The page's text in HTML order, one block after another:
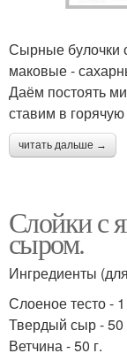
Сырные булочки
маковые -
Даём постоять
ставим в
читать дальше →
Слойки с
сыром.
Ингредиенты
Слоеное тесто - 1
Твердый сыр - 50
Ветчина - 50 г.